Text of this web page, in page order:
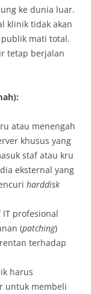
ke dunia luar.
klinik tidak akan
mati total.
tetap berjalan
atau menengah
khusus yang
staf atau kru
eksternal yang
harddisk
IT profesional
(patching)
terhadap
harus
untuk membeli